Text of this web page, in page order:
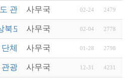
관광진흥기금 보조사업 모집 공고(
사무국 02-24 2479
북도 관광서비스 시설환경개선사업
사무국 02-04 2778
체관광객 유치 전담여행사 신규지
사무국 01-28 2798
광진흥개발기금 융자 시행 안내
사무국 12-31 4231